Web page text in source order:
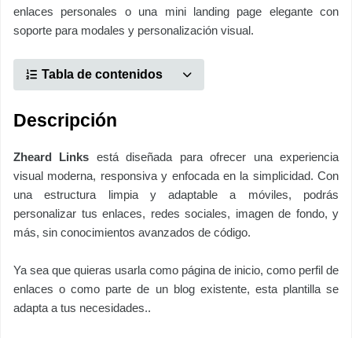
enlaces personales o una mini landing page elegante con
soporte para modales y personalización visual.
Tabla de contenidos
Descripción
Zheard Links está diseñada para ofrecer una experiencia
visual moderna, responsiva y enfocada en la simplicidad. Con
una estructura limpia y adaptable a móviles, podrás
personalizar tus enlaces, redes sociales, imagen de fondo, y
más, sin conocimientos avanzados de código.
Ya sea que quieras usarla como página de inicio, como perfil de
enlaces o como parte de un blog existente, esta plantilla se
adapta a tus necesidades..